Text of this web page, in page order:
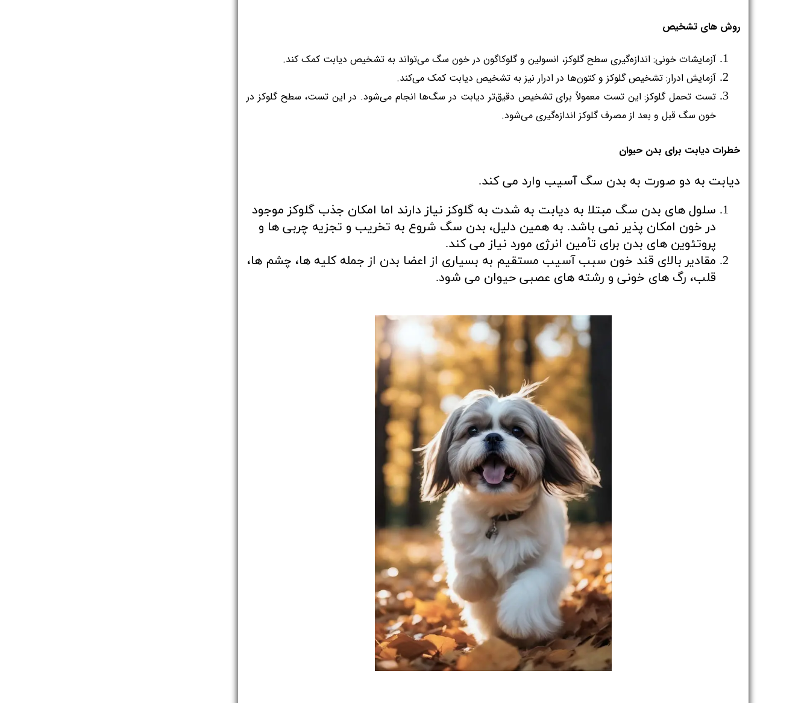
روش های تشخیص
آزمایشات خونی: اندازه‌گیری سطح گلوکز، انسولین و گلوکاگون در خون سگ می‌تواند به تشخیص دیابت کمک کند.
آزمایش ادرار: تشخیص گلوکز و کتون‌ها در ادرار نیز به تشخیص دیابت کمک می‌کند.
خون سگ قبل و بعد از مصرف گلوکز اندازه‌گیری می‌شود.
خطرات دیابت برای بدن حیوان
دیابت به دو صورت به بدن سگ آسیب وارد می کند.
سلول های بدن سگ مبتلا به دیابت به شدت به گلوکز نیاز دارند اما امکان جذب گلوکز موجود
در خون امکان پذیر نمی باشد. به همین دلیل، بدن سگ شروع به تخریب و تجزیه چربی ها و
پروتئوین های بدن برای تأمین انرژی مورد نیاز می کند.
مقادیر بالای قند خون سبب آسیب مستقیم به بسیاری از اعضا بدن از جمله کلیه ها، چشم ها،
قلب، رگ های خونی و رشته های عصبی حیوان می شود.